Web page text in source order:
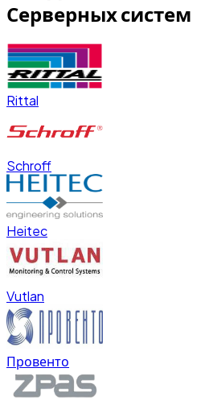
Серверных систем
Rittal
Schroff
Heitec
Vutlan
Провенто